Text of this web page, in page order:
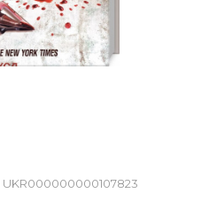
UKR000000000107823